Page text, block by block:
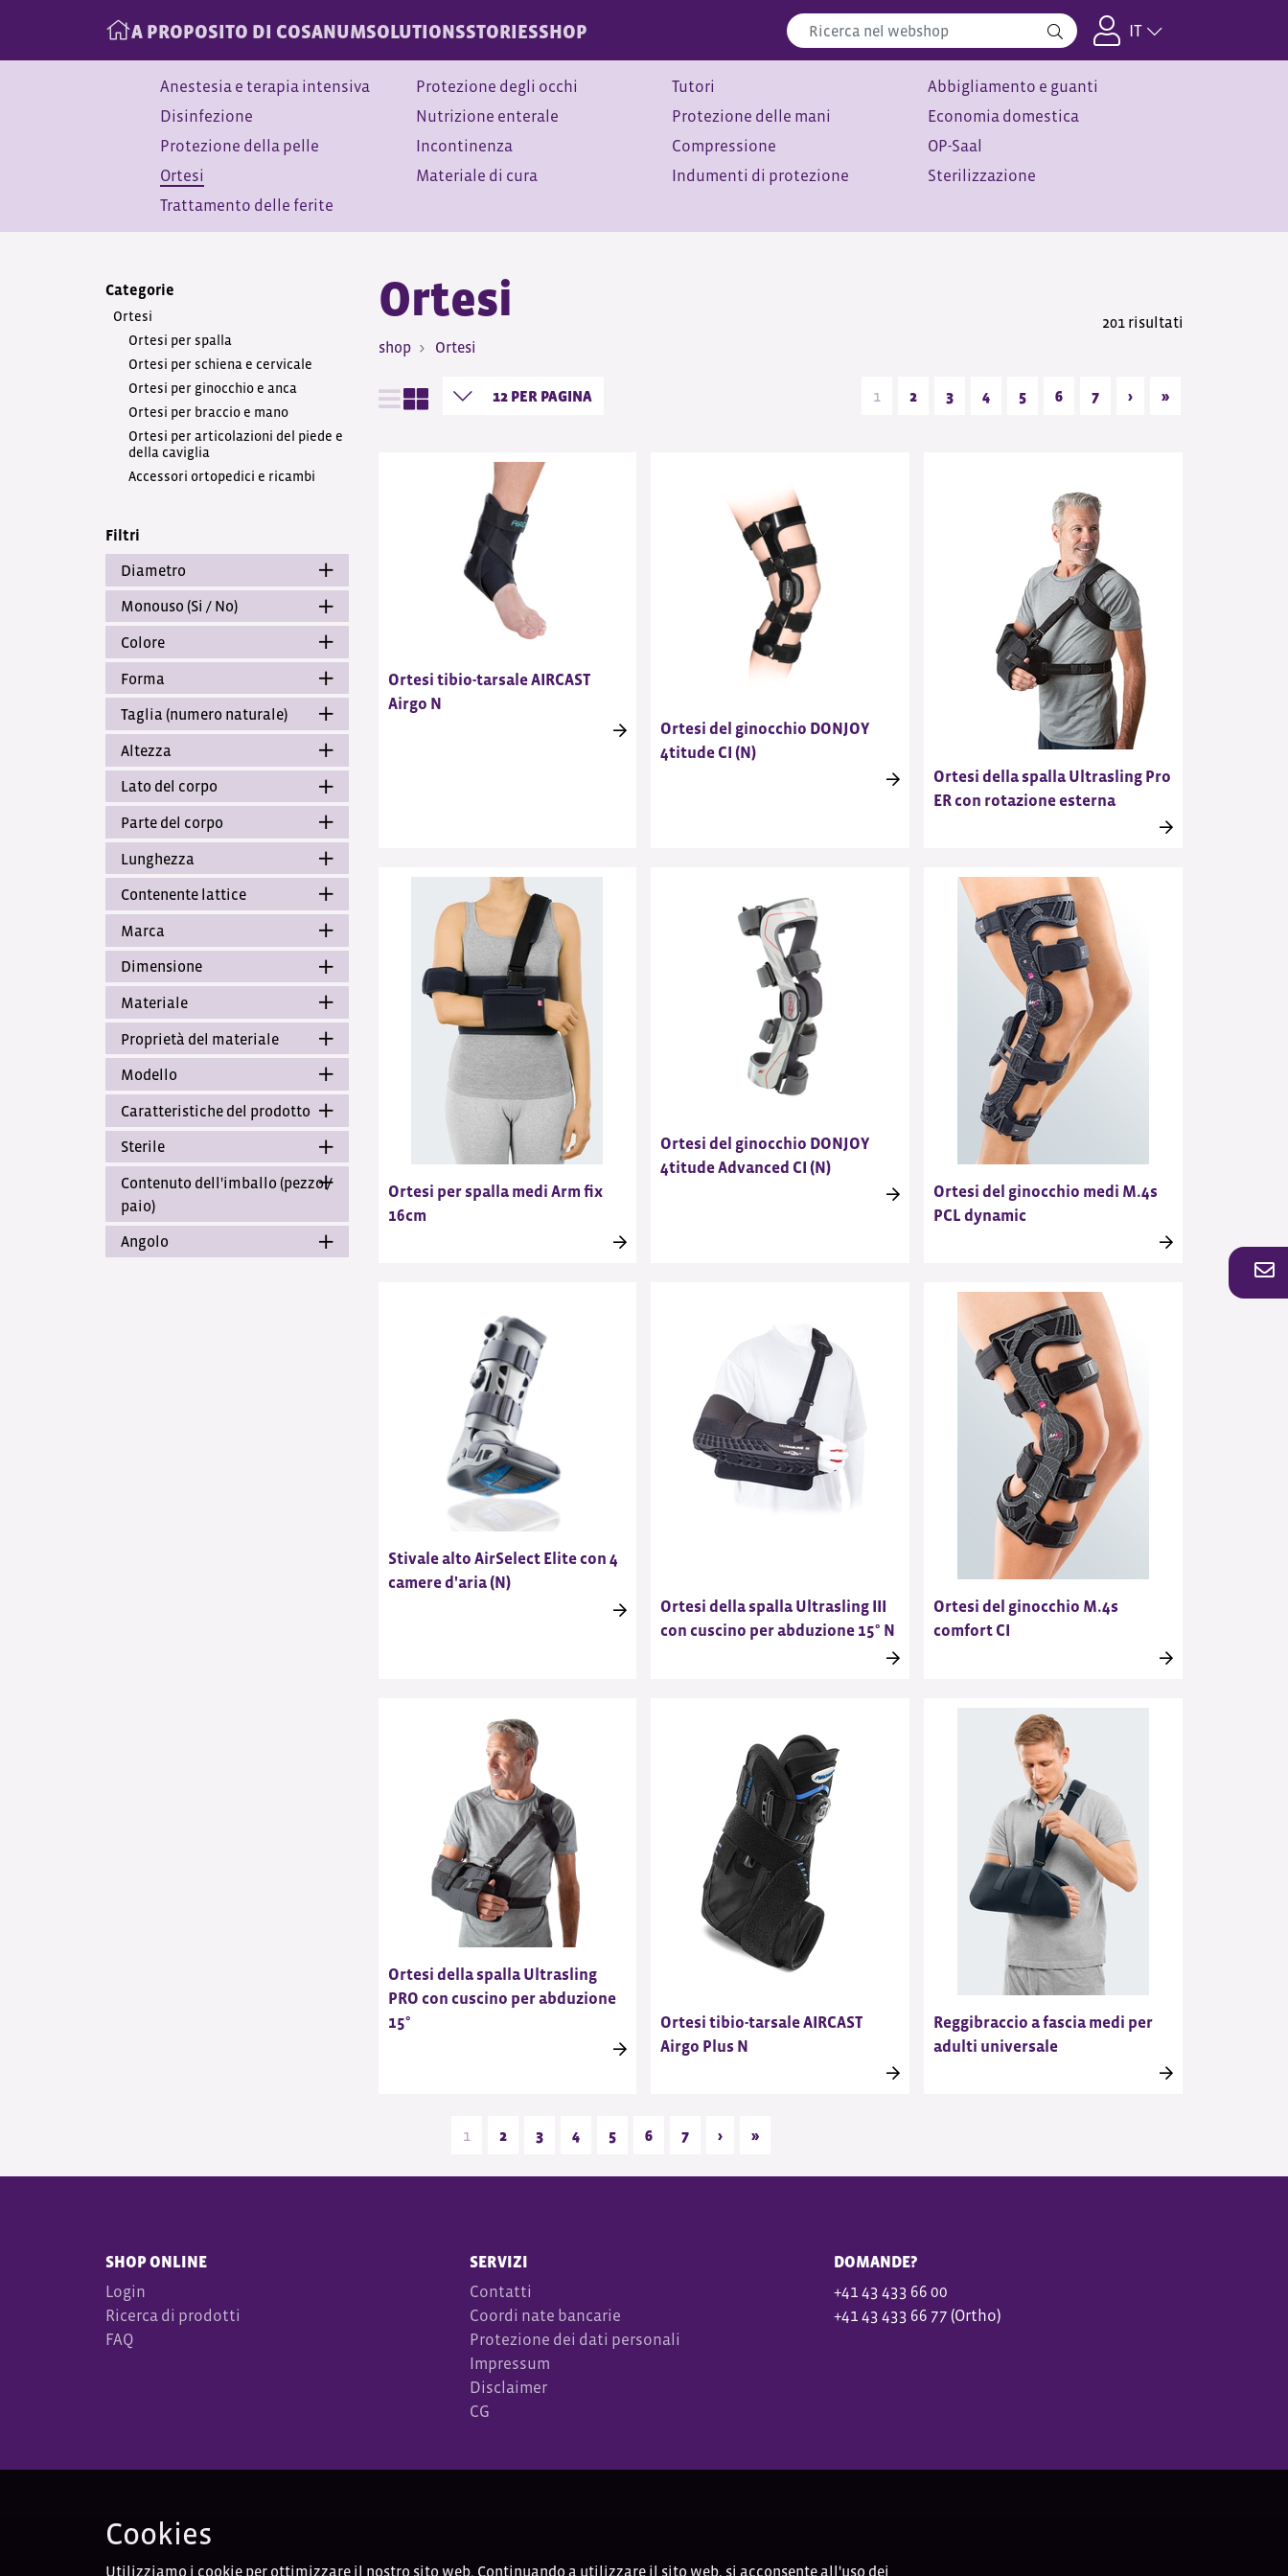
A PROPOSITO DI COSANUMSOLUTIONSSTORIESSHOP IT
Anestesia e terapia intensiva Protezione degli occhi Tutori
Abbigliamento e guanti
Disinfezione
Nutrizione enterale Protezione delle mani
Economia domestica
Protezione della pelle
Incontinenza Compressione
OP-Saal
Ortesi
Materiale di cura Indumenti di protezione
Sterilizzazione
Trattamento delle ferite
Categorie
Ortesi
Ortesi per spalla
Ortesi per schiena e cervicale
Ortesi per ginocchio e anca
Ortesi per braccio e mano
Ortesi per articolazioni del piede e
della caviglia
Accessori ortopedici e ricambi
Filtri
Diametro
Monouso (Si / No)
Colore
Forma
Taglia (numero naturale)
Altezza
Lato del corpo
Parte del corpo
Lunghezza
Contenente lattice
Marca
Dimensione
Materiale
Proprietà del materiale
Modello
Caratteristiche del prodotto
Sterile
Contenuto dell'imballo (pezzo /
paio)
Angolo
Ortesi
shop Ortesi
201 risultati
1 2 3 4 5 6 7 › »
Ortesi tibio-tarsale AIRCAST
Airgo N
Ortesi del ginocchio DONJOY
4titude CI (N)
Ortesi della spalla Ultrasling Pro
ER con rotazione esterna
Ortesi per spalla medi Arm fix
16cm
Ortesi del ginocchio DONJOY
4titude Advanced CI (N)
Ortesi del ginocchio medi M.4s
PCL dynamic
Stivale alto AirSelect Elite con 4
camere d'aria (N)
Ortesi della spalla Ultrasling III
con cuscino per abduzione 15° N
Ortesi del ginocchio M.4s
comfort CI
Ortesi della spalla Ultrasling
PRO con cuscino per abduzione
15°
Ortesi tibio-tarsale AIRCAST
Airgo Plus N
Reggibraccio a fascia medi per
adulti universale
1 2 3 4 5 6 7 › »
SHOP ONLINE
Login
Ricerca di prodotti
FAQ
SERVIZI
Contatti
Coordi nate bancarie
Protezione dei dati personali
Impressum
Disclaimer
CG
DOMANDE?
+41 43 433 66 00
+41 43 433 66 77 (Ortho)
Cookies
Utilizziamo i cookie per ottimizzare il nostro sito web. Continuando a utilizzare il sito web, si acconsente all'uso dei